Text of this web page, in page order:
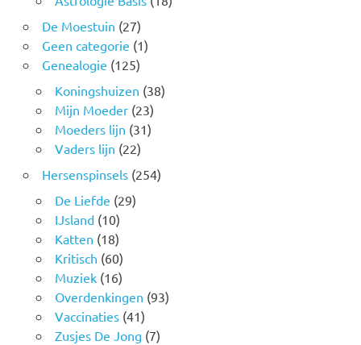
De Moestuin (27)
Geen categorie (1)
Genealogie (125)
Koningshuizen (38)
Mijn Moeder(23)
Moeders lijn (31)
Vaders lijn (22)
Hersenspinsels(254)
De Liefde (29)
IJsland(10)
Katten (18)
Kritisch (60)
Muziek(16)
Overdenkingen (93)
Vaccinaties(41)
Zusjes De Jong (7)